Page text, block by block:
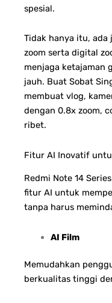
spesial.
Tidak hanya itu,
zoom serta digital
menjaga ketajaman
jauh. Buat Sobat
membuat vlog,
dengan 0.8x zoom,
ribet.
Fitur AI Inovatif
Redmi Note 14
fitur AI untuk
tanpa harus
AI Film
Memudahkan
berkualitas tinggi